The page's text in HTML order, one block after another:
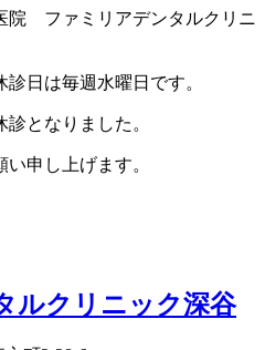
院 ファミリアデンタルクリニ
日は毎週水曜日です。
となりました。
申し上げます。